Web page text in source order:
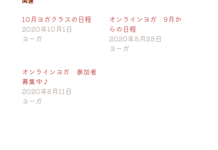
10月ヨガクラスの日程
2020年10月1日
ヨーガ
オンラインヨガ 9月か
らの日程
2020年8月28日
ヨーガ
オンラインヨガ 参加者
募集中♪
2020年6月11日
ヨーガ